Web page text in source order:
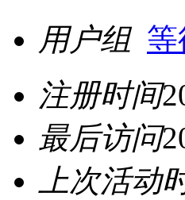
用户组 等
注册时间
最后访问
上次活动